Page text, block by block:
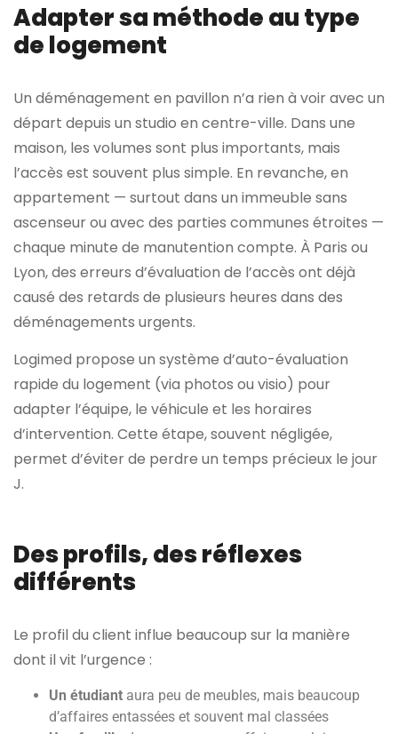
Adapter sa méthode au type
de logement
Un déménagement en pavillon n’a rien à voir avec un
départ depuis un studio en centre-ville. Dans une
maison, les volumes sont plus importants, mais
l’accès est souvent plus simple. En revanche, en
appartement — surtout dans un immeuble sans
ascenseur ou avec des parties communes étroites —
chaque minute de manutention compte. À Paris ou
Lyon, des erreurs d’évaluation de l’accès ont déjà
causé des retards de plusieurs heures dans des
déménagements urgents.
Logimed propose un système d’auto-évaluation
rapide du logement (via photos ou visio) pour
adapter l’équipe, le véhicule et les horaires
d’intervention. Cette étape, souvent négligée,
permet d’éviter de perdre un temps précieux le jour
J.
Des profils, des réflexes
différents
Le profil du client influe beaucoup sur la manière
dont il vit l’urgence :
Un étudiant aura peu de meubles, mais beaucoup
d’affaires entassées et souvent mal classées